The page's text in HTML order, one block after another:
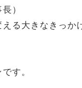
）
る大きなきっ
す。